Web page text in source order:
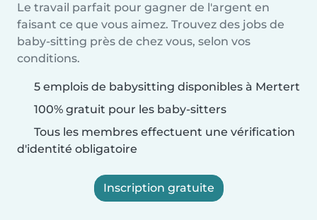
Le travail parfait pour gagner de l'argent en
faisant ce que vous aimez. Trouvez des jobs de
baby-sitting près de chez vous, selon vos
conditions.
5 emplois de babysitting disponibles à Mertert
100% gratuit pour les baby-sitters
Tous les membres effectuent une vérification
d'identité obligatoire
Inscription gratuite